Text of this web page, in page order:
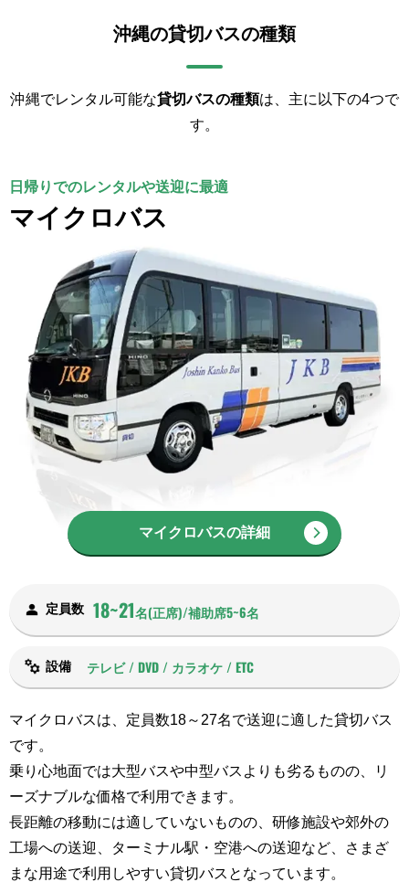
沖縄の貸切バスの種類
沖縄でレンタル可能な貸切バスの種類は、主に以下の4つで
す。
日帰りでのレンタルや送迎に最適
マイクロバス
マイクロバスの詳細
定員数 18~21名(正席)/補助席5~6名
設備 テレビ / DVD / カラオケ / ETC
マイクロバスは、定員数18～27名で送迎に適した貸切バス
です。
乗り心地面では大型バスや中型バスよりも劣るものの、リ
ーズナブルな価格で利用できます。
長距離の移動には適していないものの、研修施設や郊外の
工場への送迎、ターミナル駅・空港への送迎など、さまざ
まな用途で利用しやすい貸切バスとなっています。